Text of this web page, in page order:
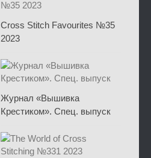
Cross Stitch Favourites №35
2023
Журнал «Вышивка
Крестиком». Спец. выпуск